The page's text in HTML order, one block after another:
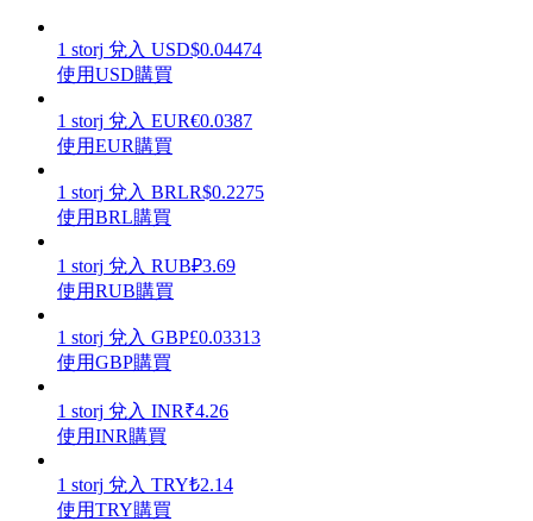
理財
增值寶
1 storj 兌入 USD$0.04474
使用USD購買
1 storj 兌入 EUR€0.0387
使用EUR購買
1 storj 兌入 BRLR$0.2275
使用BRL購買
1 storj 兌入 RUB₽3.69
使用RUB購買
1 storj 兌入 GBP£0.03313
使用GBP購買
1 storj 兌入 INR₹4.26
使用INR購買
1 storj 兌入 TRY₺2.14
使用TRY購買